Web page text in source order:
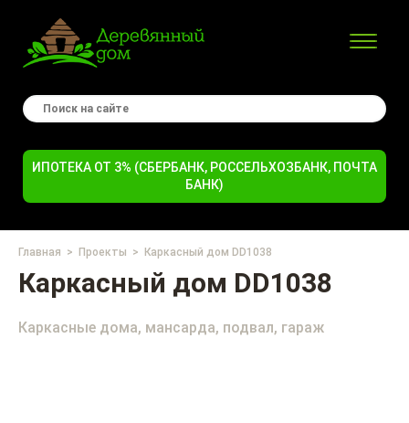
ИПОТЕКА ОТ 3% (СБЕРБАНК, РОССЕЛЬХОЗБАНК, ПОЧТА
БАНК)
Главная Проекты Каркасный дом DD1038
Каркасный дом DD1038
Каркасные дома, мансарда, подвал, гараж